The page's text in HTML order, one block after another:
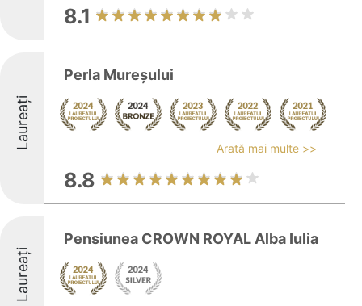
8.1
Laureați
Perla Mureșului
Arată mai multe >>
8.8
Laureați
Pensiunea CROWN ROYAL Alba Iulia